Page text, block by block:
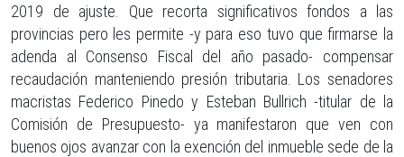
2019 de ajuste. Que recorta significativos fondos a las
provincias pero les permite -y para eso tuvo que firmarse la
adenda al Consenso Fiscal del año pasado- compensar
recaudación manteniendo presión tributaria. Los senadores
macristas Federico Pinedo y Esteban Bullrich -titular de la
Comisión de Presupuesto- ya manifestaron que ven con
buenos ojos avanzar con la exención del inmueble sede de la